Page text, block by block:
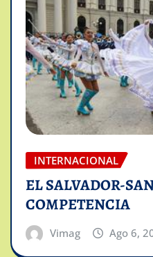
INTERNACIONAL
EL SALVADOR-
COMPETENCIA
Vimag Ago 6,